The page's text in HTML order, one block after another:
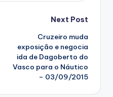
Next Post
Cruzeiro muda
exposição e negocia
ida de Dagoberto do
Vasco para o Náutico
– 03/09/2015